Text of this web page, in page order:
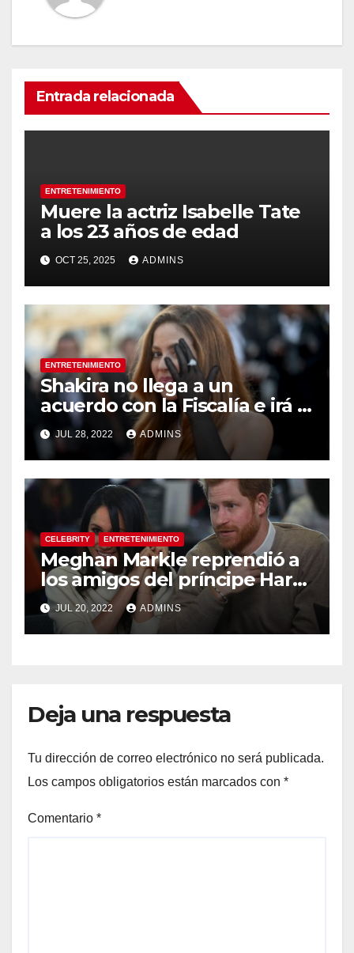
Entrada relacionada
ENTRETENIMIENTO
Muere la actriz Isabelle Tate
a los 23 años de edad
OCT 25, 2025 ADMINS
ENTRETENIMIENTO
Shakira no llega a un
acuerdo con la Fiscalía e irá a
juicio en España por
presunta evasión fiscal
JUL 28, 2022 ADMINS
CELEBRITY ENTRETENIMIENTO
Meghan Markle reprendió a
los amigos del príncipe Harry
porque no le gustaban sus
bromas, afirma el biógrafo
real
JUL 20, 2022 ADMINS
Deja una respuesta
Tu dirección de correo electrónico no será publicada.
Los campos obligatorios están marcados con *
Comentario *